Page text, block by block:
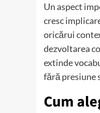
Un aspect
cresc
oricărui
dezvoltarea
extinde
fără presiune
Cum